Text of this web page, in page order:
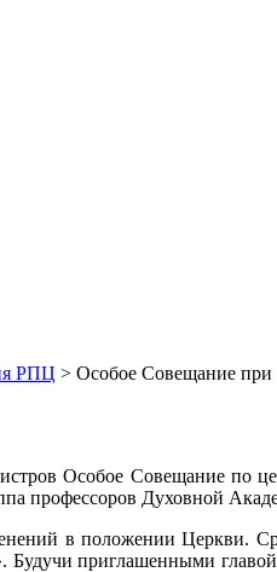
РПЦ > Особое Совещание при
Особое Совещание по
профессоров Духовной
в положении Церкви.
приглашенными